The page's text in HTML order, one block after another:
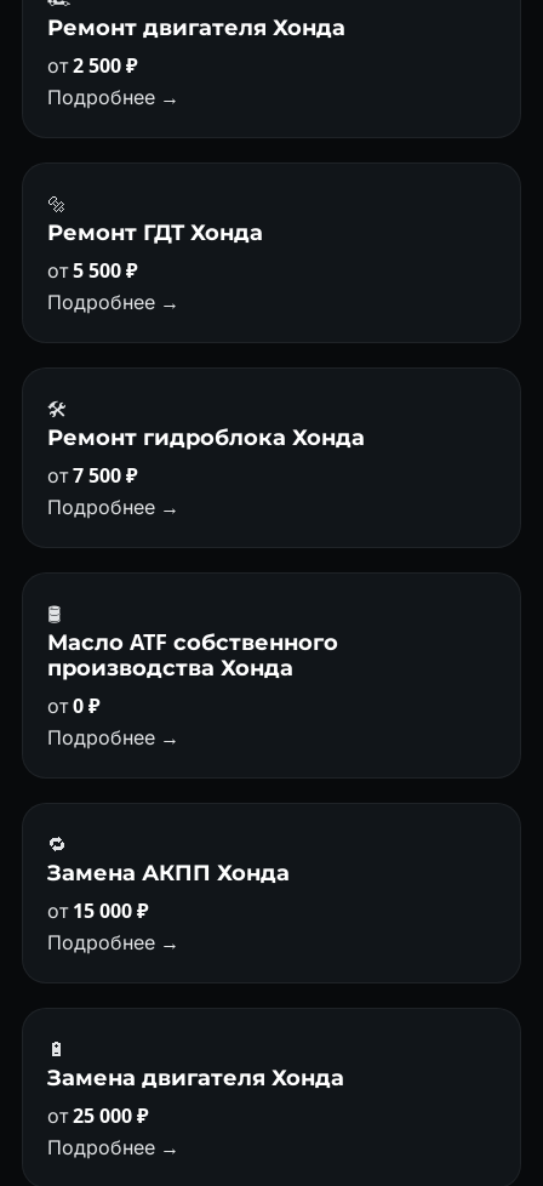
Ремонт двигателя Хонда
от2 500 ₽
Подробнее →
🔩
Ремонт ГДТ Хонда
от5 500 ₽
Подробнее →
🛠️
Ремонт гидроблока Хонда
от7 500 ₽
Подробнее →
🛢
Масло ATF собственного
производства Хонда
от0 ₽
Подробнее →
🔁
Замена АКПП Хонда
от15 000 ₽
Подробнее →
🔋
Замена двигателя Хонда
от25 000 ₽
Подробнее →